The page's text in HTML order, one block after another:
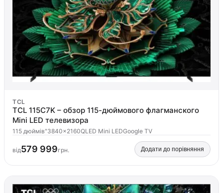
TCL
TCL 115C7K – обзор 115-дюймового флагманского
Mini LED телевизора
115 дюймів"3840×2160QLED Mini LEDGoogle TV
від579 999грн. Додати до порівняння